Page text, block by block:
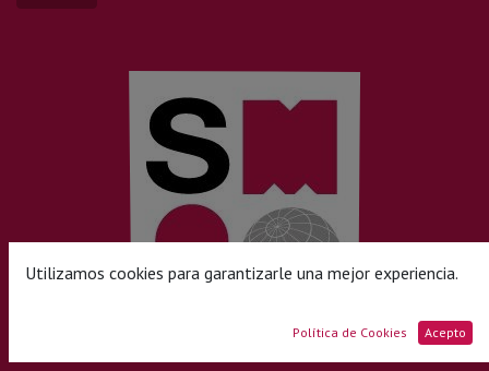
Utilizamos cookies para garantizarle una mejor experiencia.
Política de Cookies Acepto